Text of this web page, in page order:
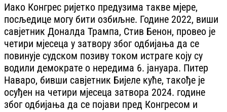
Иако Конгрес ријетко предузима такве мјере,
посљедице могу бити озбиљне. Године 2022, виши
савјетник Доналда Трампа, Стив Бенон, провео је
четири мјесеца у затвору због одбијања да се
повинује судском позиву током истраге коју су
водили демократе о нередима 6. јануара. Питер
Наваро, бивши савјетник Бијеле куће, такође је
осуђен на четири мјесеца затвора 2024. године
због одбијања да се појави пред Конгресом и